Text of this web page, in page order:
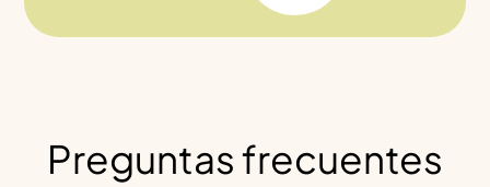
Preguntas frecuentes